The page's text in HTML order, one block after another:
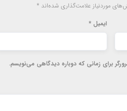
موردنیاز علامت‌گذاری شده‌اند *
ایمیل*
برای زمانی که دوباره دیدگاهی می‌نویسم.